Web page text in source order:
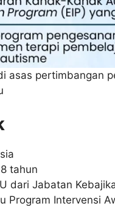
asas pertimbangan
tahun
dari Jabatan
Program Intervensi